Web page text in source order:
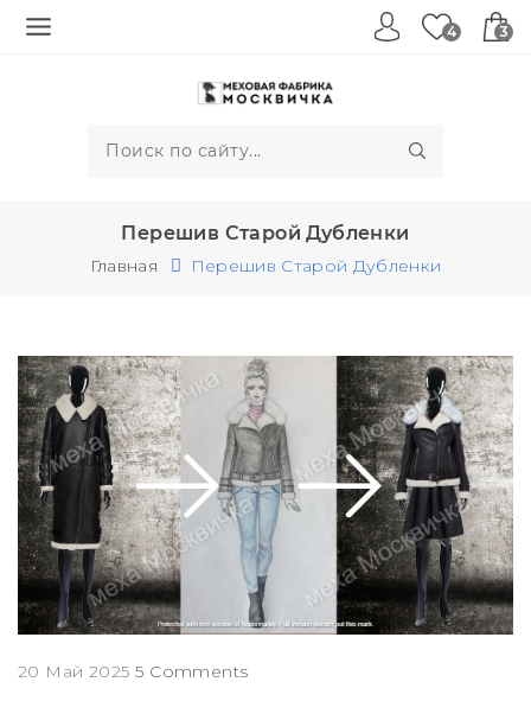
4 3
Перешив Старой Дубленки
Главная Перешив Старой Дубленки
20 Май 2025 5 Comments